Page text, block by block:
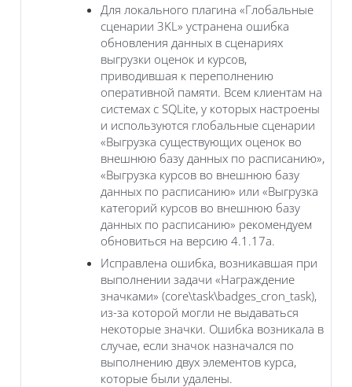
Для локального плагина «Глобальные
сценарии 3KL» устранена ошибка
обновления данных в сценариях
выгрузки оценок и курсов,
приводившая к переполнению
оперативной памяти. Всем клиентам на
системах с SQLite, у которых настроены
и используются глобальные сценарии
«Выгрузка существующих оценок во
внешнюю базу данных по расписанию»,
«Выгрузка курсов во внешнюю базу
данных по расписанию» или «Выгрузка
категорий курсов во внешнюю базу
данных по расписанию» рекомендуем
обновиться на версию 4.1.17a.
Исправлена ошибка, возникавшая при
выполнении задачи «Награждение
значками‎» (core\task\badges_cron_task),
из-за которой могли не выдаваться
некоторые значки. Ошибка возникала в
случае, если значок назначался по
выполнению двух элементов курса,
которые были удалены.